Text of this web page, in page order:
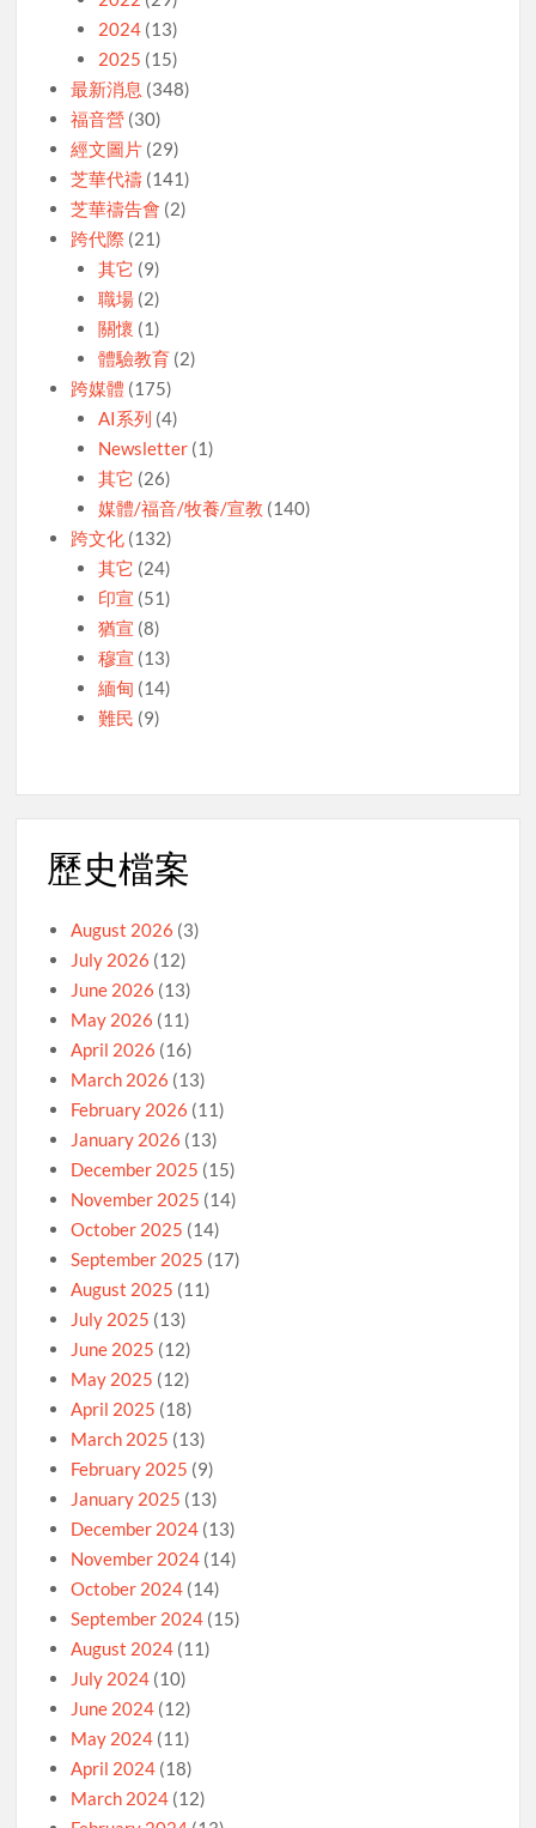
2024(13)
2025 (15)
最新消息 (348)
福音營 (30)
經文圖片 (29)
芝華代禱 (141)
芝華禱告會 (2)
跨代際 (21)
其它 (9)
職場(2)
關懷 (1)
體驗教育(2)
跨媒體 (175)
AI系列 (4)
Newsletter(1)
其它 (26)
媒體/福音/牧養/宣教 (140)
跨文化 (132)
其它 (24)
印宣 (51)
猶宣 (8)
穆宣 (13)
緬甸 (14)
難民 (9)
歷史檔案
August 2026 (3)
July 2026 (12)
June 2026 (13)
May 2026 (11)
April 2026 (16)
March 2026 (13)
February 2026 (11)
January 2026 (13)
December 2025 (15)
November 2025 (14)
October 2025 (14)
September 2025 (17)
August 2025 (11)
July 2025 (13)
June 2025 (12)
May 2025 (12)
April 2025 (18)
March 2025 (13)
February 2025 (9)
January 2025 (13)
December 2024 (13)
November 2024 (14)
October 2024 (14)
September 2024 (15)
August 2024 (11)
July 2024 (10)
June 2024 (12)
May 2024 (11)
April 2024 (18)
March 2024 (12)